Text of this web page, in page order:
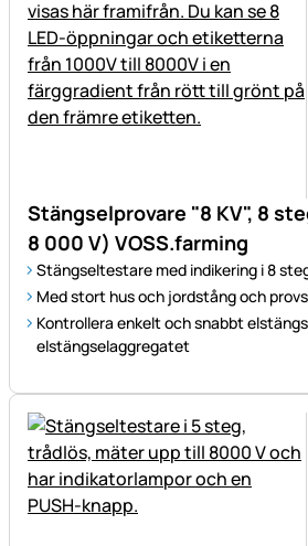
Stängselprovare "8 KV", 8
8 000 V) VOSS.farming
Stängseltestare med indikering i 8
Med stort hus och jordstång och
Kontrollera enkelt och snabbt
elstängselaggregatet